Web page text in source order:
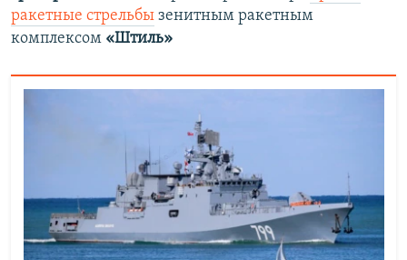
ракетные стрельбы зенитным ракетным
комплексом «Штиль»